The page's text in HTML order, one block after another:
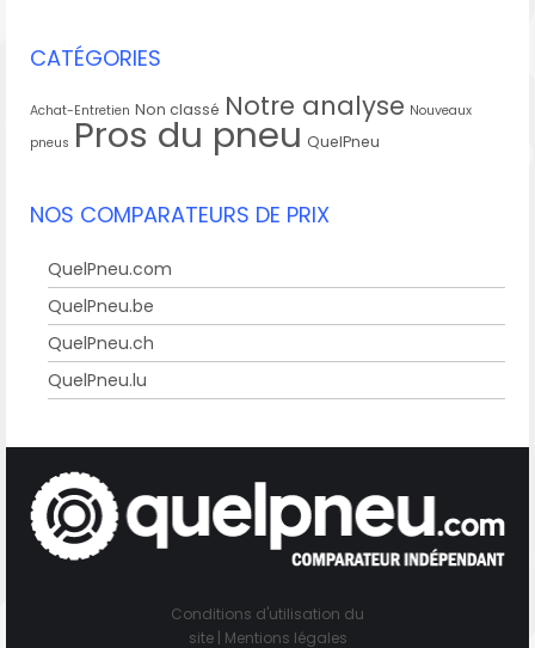
CATÉGORIES
Achat-Entretien Non classé Notre analyse Nouveaux
pneus Pros du pneu QuelPneu
NOS COMPARATEURS DE PRIX
QuelPneu.com
QuelPneu.be
QuelPneu.ch
QuelPneu.lu
Conditions d'utilisation du
site| Mentions légales